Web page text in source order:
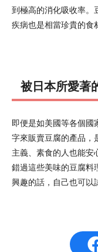
到極高的消化吸收率。
疾病也是相當珍貴的食
被日本所愛著
即便是如美國等各個國
字來販賣豆腐的產品，
主義、素食的人也能安
錯過這些美味的豆腐料
興趣的話，自己也可以